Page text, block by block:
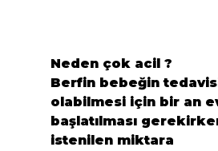
Neden çok acil ?
Berfin bebeğin tedavisi
olabilmesi için bir an
başlatılması
istenilen miktara